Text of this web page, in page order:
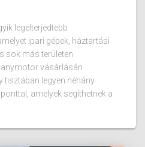
legelterjedtebb
ipari gépek, háztartási
sok más területen
vásárlásán
legyen néhány
amelyek segíthetnek a